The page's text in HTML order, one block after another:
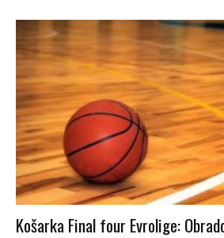
Košarka Final four Evrolige: